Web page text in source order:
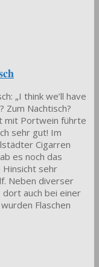
„I think we’ll have
Zum Nachtisch?
mit Portwein führte
sehr gut! Im
Cigarren
es noch das
Hinsicht sehr
Neben diverser
dort auch bei einer
Flaschen